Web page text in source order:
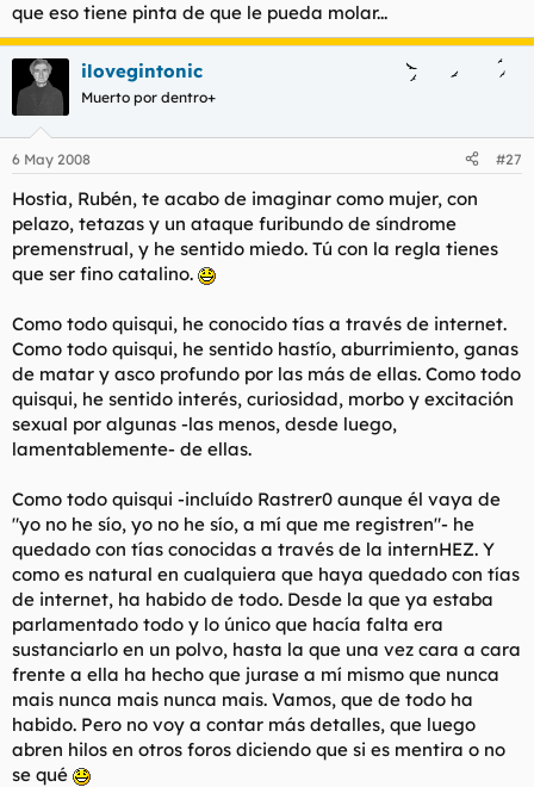
que eso tiene pinta de que le pueda molar...
ilovegintonic
Muerto por dentro+
6 May 2008 #27
Hostia, Rubén, te acabo de imaginar como mujer, con
pelazo, tetazas y un ataque furibundo de síndrome
premenstrual, y he sentido miedo. Tú con la regla tienes
que ser fino catalino.
Como todo quisqui, he conocido tías a través de internet.
Como todo quisqui, he sentido hastío, aburrimiento, ganas
de matar y asco profundo por las más de ellas. Como todo
quisqui, he sentido interés, curiosidad, morbo y excitación
sexual por algunas -las menos, desde luego,
lamentablemente- de ellas.
Como todo quisqui -incluído Rastrer0 aunque él vaya de
"yo no he sío, yo no he sío, a mí que me registren"- he
quedado con tías conocidas a través de la internHEZ. Y
como es natural en cualquiera que haya quedado con tías
de internet, ha habido de todo. Desde la que ya estaba
parlamentado todo y lo único que hacía falta era
sustanciarlo en un polvo, hasta la que una vez cara a cara
frente a ella ha hecho que jurase a mí mismo que nunca
mais nunca mais nunca mais. Vamos, que de todo ha
habido. Pero no voy a contar más detalles, que luego
abren hilos en otros foros diciendo que si es mentira o no
se qué